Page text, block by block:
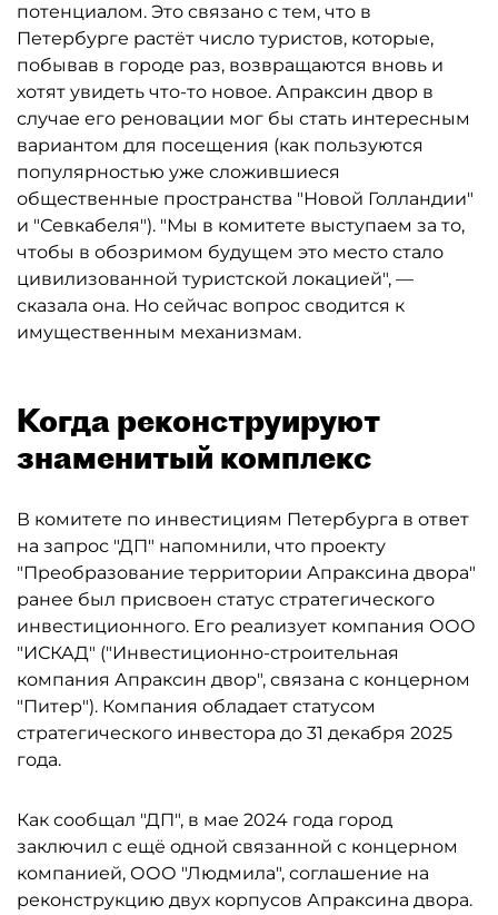
потенциалом. Это связано с тем, что в
Петербурге растёт число туристов, которые,
побывав в городе раз, возвращаются вновь и
хотят увидеть что-то новое. Апраксин двор в
случае его реновации мог бы стать интересным
вариантом для посещения (как пользуются
популярностью уже сложившиеся
общественные пространства "Новой Голландии"
и "Севкабеля"). "Мы в комитете выступаем за то,
чтобы в обозримом будущем это место стало
цивилизованной туристской локацией", —
сказала она. Но сейчас вопрос сводится к
имущественным механизмам.
Когда реконструируют
знаменитый комплекс
В комитете по инвестициям Петербурга в ответ
на запрос "ДП" напомнили, что проекту
"Преобразование территории Апраксина двора"
ранее был присвоен статус стратегического
инвестиционного. Его реализует компания ООО
"ИСКАД" ("Инвестиционно-cтроительная
компания Апраксин двор", связана с концерном
"Питер"). Компания обладает статусом
стратегического инвестора до 31 декабря 2025
года.
Как сообщал "ДП", в мае 2024 года город
заключил с ещё одной связанной с концерном
компанией, ООО "Людмила", соглашение на
реконструкцию двух корпусов Апраксина двора.